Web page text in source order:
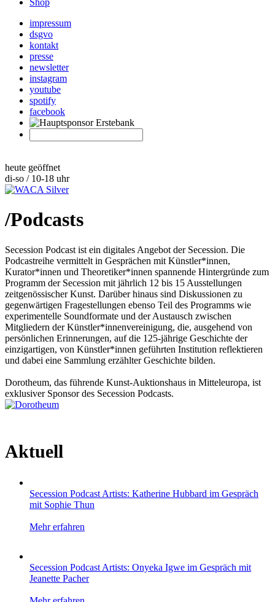
Shop
impressum
dsgvo
kontakt
presse
newsletter
instagram
youtube
spotify
facebook
heute geöffnet
di-so / 10-18 uhr
/Podcasts
Secession Podcast ist ein digitales Angebot der Secession. Die
Podcastreihe vermittelt in Gesprächen mit Künstler*innen,
Kurator*innen und Theoretiker*innen spannende Hintergründe zum
Programm der Secession mit jährlich 12 bis 15 Ausstellungen
zeitgenössischer Kunst. Darüber hinaus sind Diskussionen zu
gegenwärtigen Fragestellungen ebenso Teil des Programms wie
experimentelle Soundformate und der Austausch zwischen
Mitgliedern der Künstler*innenvereinigung, die, ausgehend von
persönlichen Erinnerungen, auf die 125-jährige Geschichte der
einzigartigen, von Künstler*innen geführten Institution reflektieren
und dabei eine Sammlung erzählter Geschichte bilden.
Dorotheum, das führende Kunst-Auktionshaus in Mitteleuropa, ist
exklusiver Sponsor des Secession Podcasts.
Aktuell
Secession Podcast Artists: Katherine Hubbard im Gespräch
mit Sophie Thun
Mehr erfahren
Secession Podcast Artists: Onyeka Igwe im Gespräch mit
Jeanette Pacher